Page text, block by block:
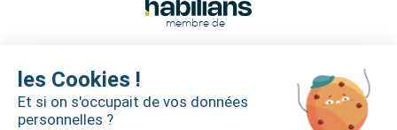
les Cookies !
Et si on s'occupait de vos données
personnelles ?
membre de